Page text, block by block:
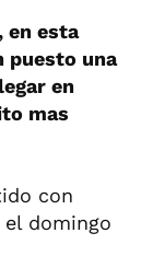
en esta
puesto una
en
mas
con
domingo